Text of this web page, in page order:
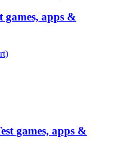
games, apps &
games, apps &